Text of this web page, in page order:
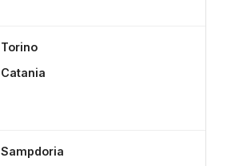
Torino
Catania
Sampdoria